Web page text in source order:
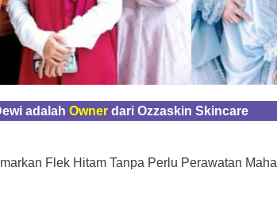
adalah Owner dari Ozzaskin Skincare
Flek Hitam Tanpa Perlu Perawatan Mahal